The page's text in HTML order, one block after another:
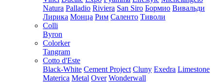
Natura Palladio Riviera San Siro Бормио Вивальди
Лирика Монца Рим Саленто Тиволи
Colli
Byron
Colorker
Tangram
Cotto d'Este
Black-White Cement Project Cluny Exedra Limestone
Materica Metal Over Wonderwall